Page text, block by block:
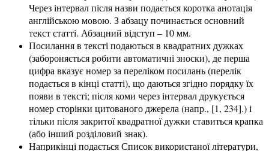
Через інтервал після назви подається коротка анотація
англійською мовою. З абзацу починається основний
текст статті. Абзацний відступ – 10 мм.
Посилання в тексті подаються в квадратних дужках
(забороняється робити автоматичні зноски), де перша
цифра вказує номер за переліком посилань (перелік
подається в кінці статті), що даються згідно порядку їх
появи в тексті; після коми через інтервал друкується
номер сторінки цитованого джерела (напр., [1, 234].) і
тільки після закритої квадратної дужки ставиться крапка
(або інший розділовий знак).
Наприкінці подається Список використаної літератури,